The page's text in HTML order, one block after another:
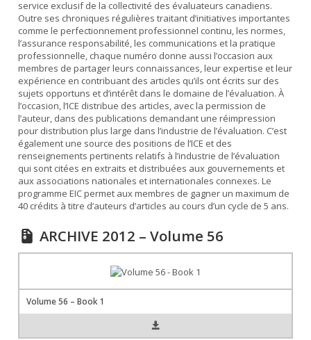
service exclusif de la collectivité des évaluateurs canadiens.
Outre ses chroniques régulières traitant d’initiatives importantes
comme le perfectionnement professionnel continu, les normes,
l’assurance responsabilité, les communications et la pratique
professionnelle, chaque numéro donne aussi l’occasion aux
membres de partager leurs connaissances, leur expertise et leur
expérience en contribuant des articles qu’ils ont écrits sur des
sujets opportuns et d’intérêt dans le domaine de l’évaluation. À
l’occasion, l’ICE distribue des articles, avec la permission de
l’auteur, dans des publications demandant une réimpression
pour distribution plus large dans l’industrie de l’évaluation. C’est
également une source des positions de l’ICE et des
renseignements pertinents relatifs à l’industrie de l’évaluation
qui sont citées en extraits et distribuées aux gouvernements et
aux associations nationales et internationales connexes. Le
programme EIC permet aux membres de gagner un maximum de
40 crédits à titre d’auteurs d’articles au cours d’un cycle de 5 ans.
ARCHIVE 2012 – Volume 56
Volume 56 – Book 1